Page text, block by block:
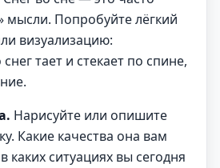
Попробуйте лёгкий
визуализацию:
тает и стекает по спине,
Нарисуйте или опишите
Какие качества она вам
каких ситуациях вы сегодня